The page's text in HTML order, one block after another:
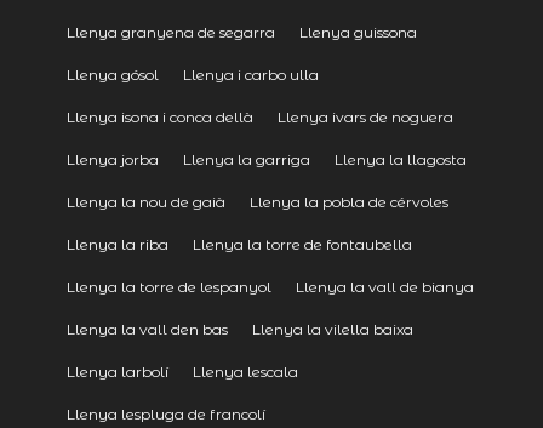
Llenya granyena de segarra Llenya guissona
Llenya gósol Llenya i carbo ulla
Llenya isona i conca dellà Llenya ivars de noguera
Llenya jorba Llenya la garriga Llenya la llagosta
Llenya la nou de gaià Llenya la pobla de cérvoles
Llenya la riba Llenya la torre de fontaubella
Llenya la torre de lespanyol Llenya la vall de bianya
Llenya la vall den bas Llenya la vilella baixa
Llenya larbolí Llenya lescala
Llenya lespluga de francolí